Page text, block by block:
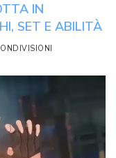
IN
SET E ABILITÀ